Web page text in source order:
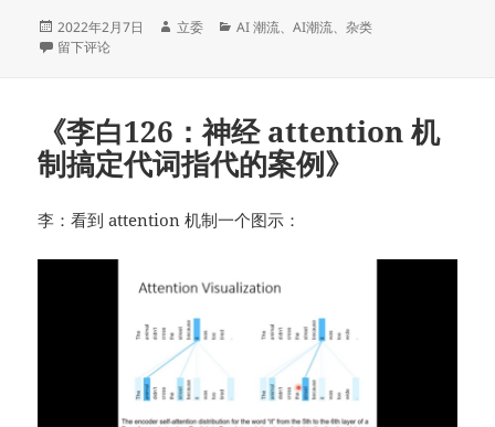
发
布
2022年2月7日
作
立委
分
AI 潮流、AI潮流、杂类
于立委随笔：机器翻译，从学者到学员
留下评论
《李白126：神经 attention 机
制搞定代词指代的案例》
李：看到 attention 机制一个图示：